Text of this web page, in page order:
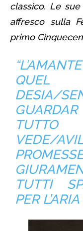
classico. Le
affresco sulla
primo
DESIA/
VEDE/
TUTTI
PER